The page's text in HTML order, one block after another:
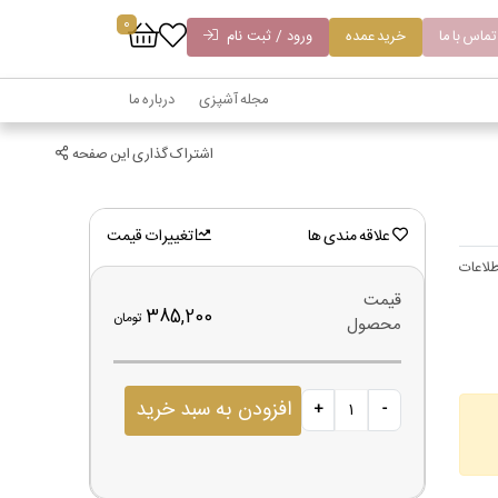
تماس با ما خرید عمده ورود / ثبت نام
0
مجله آشپزی درباره ما
اشتراک گذاری این صفحه
علاقه مندی ها تغییرات قیمت
قیمت
محصول
385,200 تومان
افزودن به سبد خرید